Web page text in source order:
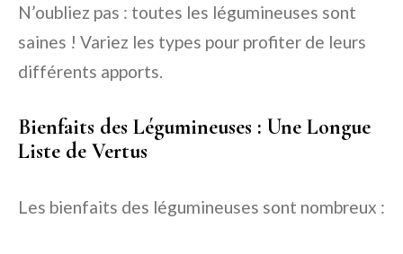
N’oubliez pas : toutes les légumineuses sont
saines ! Variez les types pour profiter de leurs
différents apports.
Bienfaits des Légumineuses : Une Longue
Liste de Vertus
Les bienfaits des légumineuses sont nombreux :